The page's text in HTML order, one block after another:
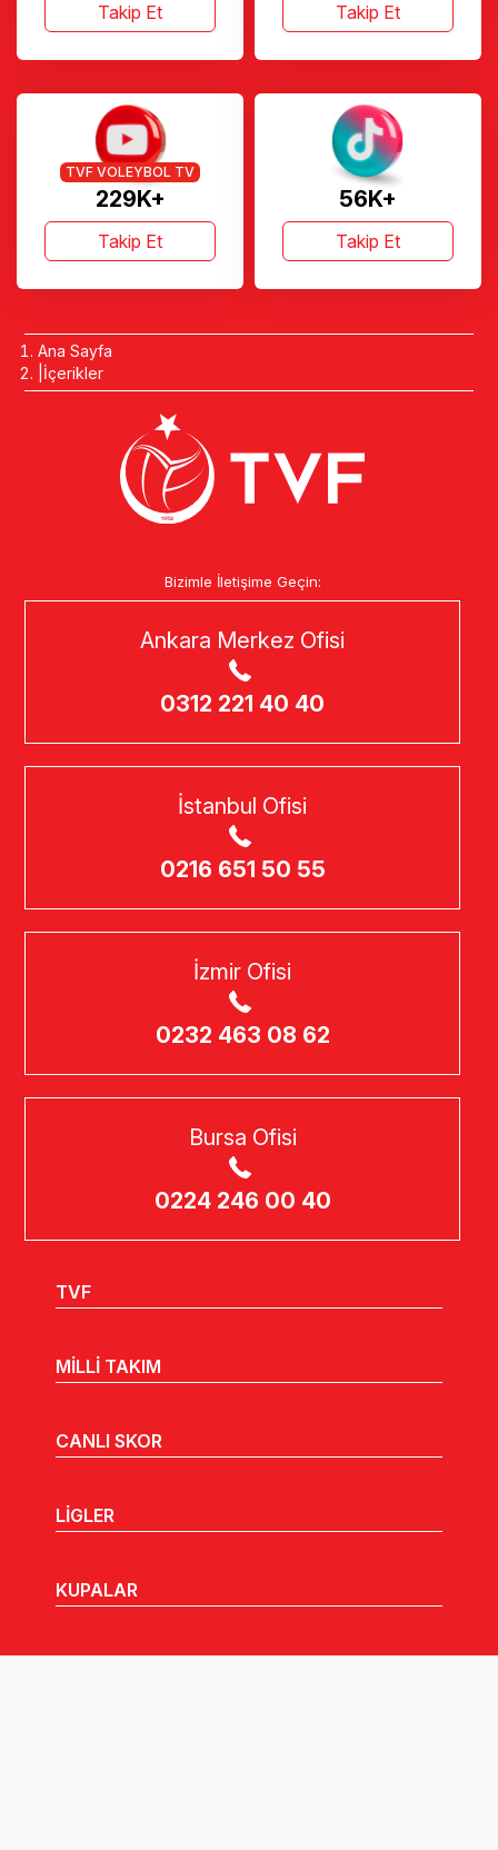
Takip Et Takip Et
229K+
TVF VOLEYBOL TV
Takip Et
56K+
Takip Et
Ana Sayfa
İçerikler
Bizimle İletişime Geçin:
Ankara Merkez Ofisi
0312 221 40 40
İstanbul Ofisi
0216 651 50 55
İzmir Ofisi
0232 463 08 62
Bursa Ofisi
0224 246 00 40
TVF
MİLLİ TAKIM
CANLI SKOR
LİGLER
KUPALAR